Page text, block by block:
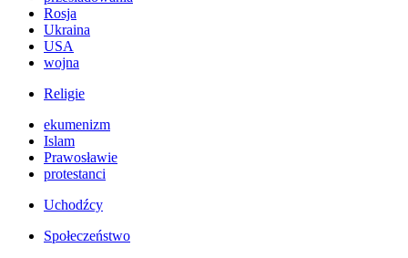
Rosja
Ukraina
USA
wojna
Religie
ekumenizm
Islam
Prawosławie
protestanci
Uchodźcy
Społeczeństwo